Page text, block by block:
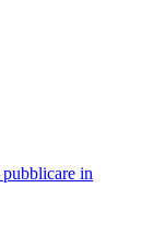
in